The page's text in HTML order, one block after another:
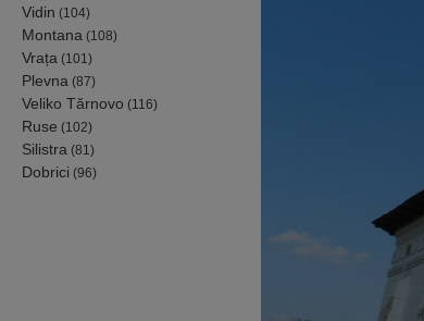
Vidin (104)
Montana (108)
Vrața (101)
Plevna (87)
Veliko Tărnovo (116)
Ruse (102)
Silistra (81)
Dobrici (96)